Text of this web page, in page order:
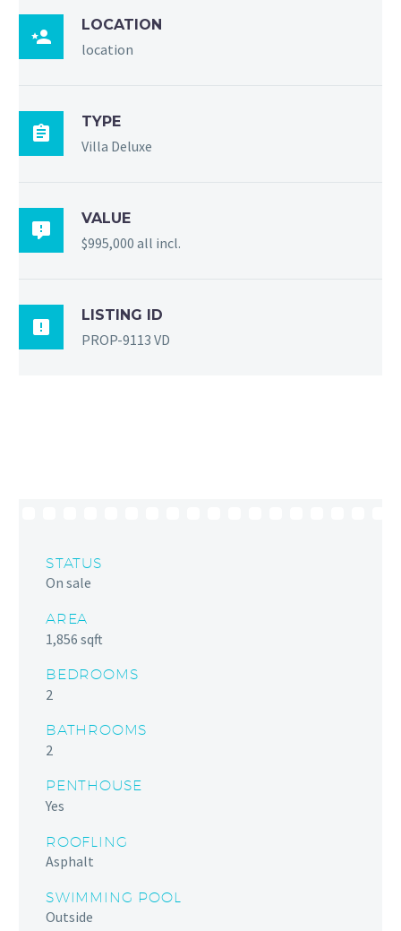

LOCATION
location

TYPE
Villa Deluxe

VALUE
$995,000 all incl.

LISTING ID
PROP-9113 VD
STATUS
On sale
AREA
1,856 sqft
BEDROOMS
2
BATHROOMS
2
PENTHOUSE
Yes
ROOFLING
Asphalt
SWIMMING POOL
Outside